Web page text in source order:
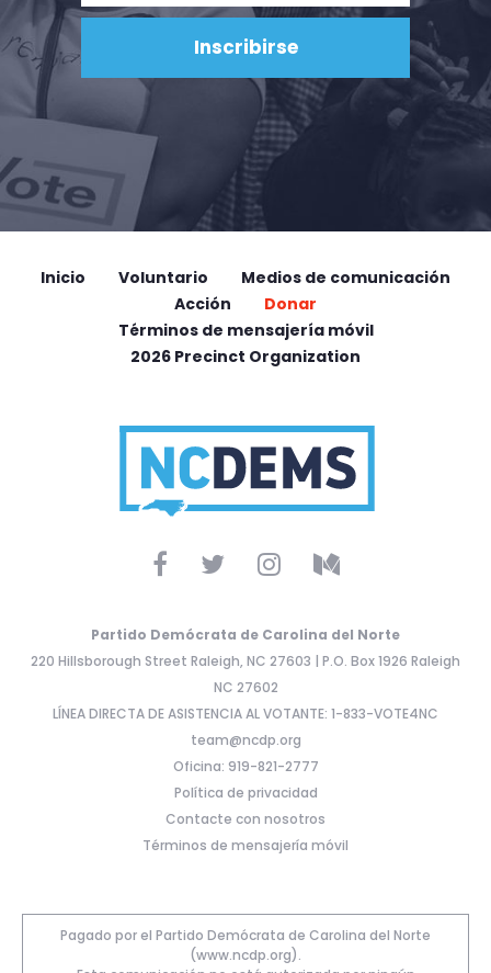
Inicio Voluntario
Medios de comunicación
Acción
Donar
Términos de mensajería móvil
2026 Precinct Organization
Partido Demócrata de Carolina del Norte
220 Hillsborough Street Raleigh, NC 27603 | P.O. Box 1926 Raleigh
NC 27602
LÍNEA DIRECTA DE ASISTENCIA AL VOTANTE: 1-833-VOTE4NC
team@ncdp.org
Oficina: 919-821-2777
Política de privacidad
Contacte con nosotros
Términos de mensajería móvil
Pagado por el Partido Demócrata de Carolina del Norte
(www.ncdp.org).